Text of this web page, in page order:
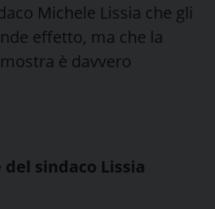
Michele Lissia che gli
effetto, ma che la
è davvero
sindaco Lissia